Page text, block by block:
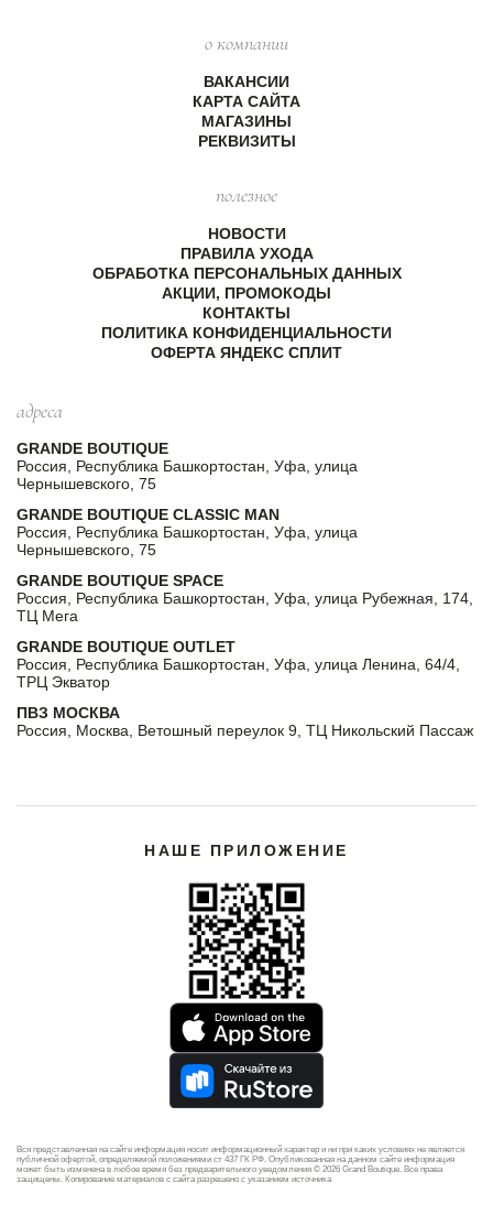
о компании
ВАКАНСИИ
КАРТА САЙТА
МАГАЗИНЫ
РЕКВИЗИТЫ
полезное
НОВОСТИ
ПРАВИЛА УХОДА
ОБРАБОТКА ПЕРСОНАЛЬНЫХ ДАННЫХ
АКЦИИ, ПРОМОКОДЫ
КОНТАКТЫ
ПОЛИТИКА КОНФИДЕНЦИАЛЬНОСТИ
ОФЕРТА ЯНДЕКС СПЛИТ
адреса
GRANDE BOUTIQUE
Россия, Республика Башкортостан, Уфа, улица
Чернышевского, 75
GRANDE BOUTIQUE CLASSIC MAN
Россия, Республика Башкортостан, Уфа, улица
Чернышевского, 75
GRANDE BOUTIQUE SPACE
Россия, Республика Башкортостан, Уфа, улица Рубежная, 174,
ТЦ Мега
GRANDE BOUTIQUE OUTLET
Россия, Республика Башкортостан, Уфа, улица Ленина, 64/4,
ТРЦ Экватор
ПВЗ МОСКВА
Россия, Москва, Ветошный переулок 9, ТЦ Никольский Пассаж
НАШЕ ПРИЛОЖЕНИЕ
Вся представленная на сайте информация носит информационный характер и ни при каких условиях не является
публичной офертой, определяемой положениями ст 437 ГК РФ. Опубликованная на данном сайте информация
может быть изменена в любое время без предварительного уведомления © 2026 Grand Boutique. Все права
защищены. Копирование материалов с сайта разрешено с указанием источника